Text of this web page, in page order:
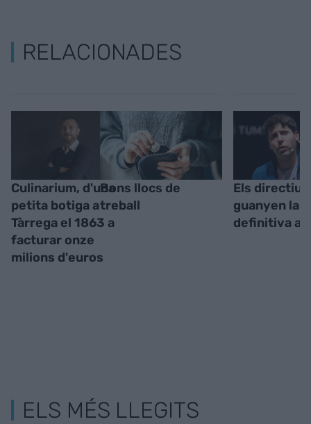
RELACIONADES
Culinarium, d'una
petita botiga a
Tàrrega el 1863 a
facturar onze
milions d'euros
Bons llocs de
treball
Els directius
guanyen la
definitiva al
ELS MÉS LLEGITS